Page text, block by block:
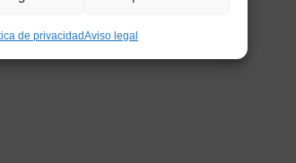
de privacidadAviso legal